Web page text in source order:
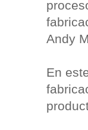
Andy
En